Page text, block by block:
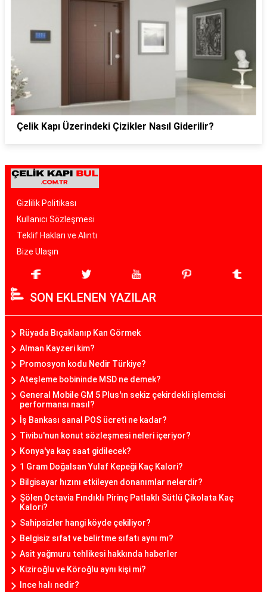
Çelik Kapı Üzerindeki Çizikler Nasıl Giderilir?
Gizlilik Politikası
Kullanıcı Sözleşmesi
Teklif Hakları ve Alıntı
Bize Ulaşın
SON EKLENEN YAZILAR
Rüyada Bıçaklanıp Kan Görmek
Alman Kayzeri kim?
Promosyon kodu Nedir Türkiye?
Ateşleme bobininde MSD ne demek?
General Mobile GM 5 Plus'ın sekiz çekirdekli işlemcisi
performansı nasıl?
İş Bankası sanal POS ücreti ne kadar?
Tivibu'nun konut sözleşmesi neleri içeriyor?
Konya'ya kaç saat gidilecek?
1 Gram Doğalsan Yulaf Kepeği Kaç Kalori?
Bilgisayar hızını etkileyen donanımlar nelerdir?
Şölen Octavia Fındıklı Pirinç Patlaklı Sütlü Çikolata Kaç
Kalori?
Sahipsizler hangi köyde çekiliyor?
Belgisiz sıfat ve belirtme sıfatı aynı mı?
Asit yağmuru tehlikesi hakkında haberler
Kiziroğlu ve Köroğlu aynı kişi mi?
Ince halı nedir?